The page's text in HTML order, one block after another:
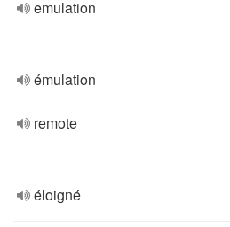
emulation
émulation
remote
éloigné